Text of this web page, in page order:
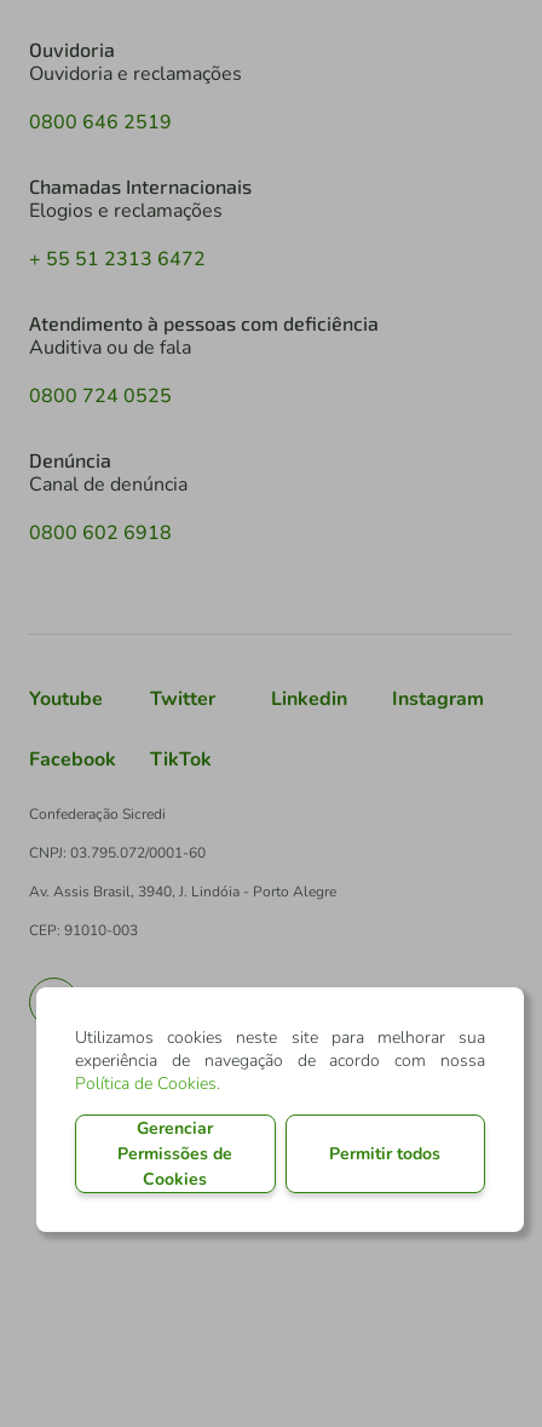
Ouvidoria
Ouvidoria e reclamações
0800 646 2519
Chamadas Internacionais
Elogios e reclamações
+ 55 51 2313 6472
Atendimento à pessoas com deficiência
Auditiva ou de fala
0800 724 0525
Denúncia
Canal de denúncia
0800 602 6918
Youtube Twitter Linkedin Instagram
Facebook TikTok
Confederação Sicredi
CNPJ: 03.795.072/0001-60
Av. Assis Brasil, 3940, J. Lindóia - Porto Alegre
CEP: 91010-003
Utilizamos cookies neste site para melhorar sua
experiência de navegação de acordo com nossa
Política de Cookies.
Gerenciar
Permissões de
Cookies
Permitir todos